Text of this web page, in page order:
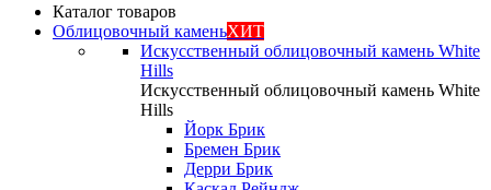
Каталог товаров
Облицовочный каменьХИТ
Искусственный облицовочный камень White
Hills
Искусственный облицовочный камень White
Hills
Йорк Брик
Бремен Брик
Дерри Брик